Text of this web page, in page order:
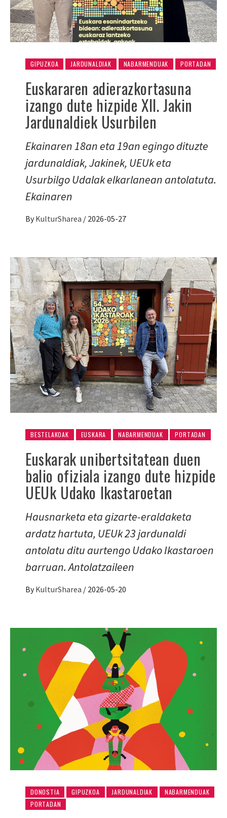
GIPUZKOA JARDUNALDIAK NABARMENDUAK PORTADAN
Euskararen adierazkortasuna
izango dute hizpide XII. Jakin
Jardunaldiek Usurbilen
Ekainaren 18an eta 19an egingo dituzte
jardunaldiak, Jakinek, UEUk eta
Usurbilgo Udalak elkarlanean antolatuta.
Ekainaren
By KulturSharea / 2026-05-27
BESTELAKOAK EUSKARA NABARMENDUAK PORTADAN
Euskarak unibertsitatean duen
balio ofiziala izango dute hizpide
UEUk Udako Ikastaroetan
Hausnarketa eta gizarte-eraldaketa
ardatz hartuta, UEUk 23 jardunaldi
antolatu ditu aurtengo Udako Ikastaroen
barruan. Antolatzaileen
By KulturSharea / 2026-05-20
DONOSTIA GIPUZKOA JARDUNALDIAK
NABARMENDUAK
PORTADAN